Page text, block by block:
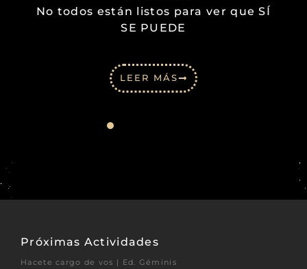
No todos están listos para ver que SÍ
SE PUEDE
LEER MÁS
Próximas Actividades
Hacete cargo de vos | Ed. Géminis